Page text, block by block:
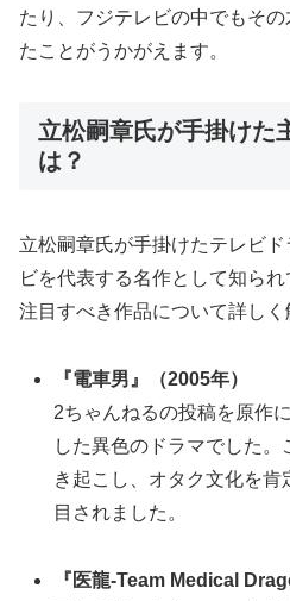
たり、フジテレビの中でもそ
たことがうかがえます。
立松嗣章氏が手掛けた
は？
立松嗣章氏が手掛けたテレビ
ビを代表する名作として知ら
注目すべき作品について詳しく
『電車男』（2005年）
2ちゃんねるの投稿を原作
した異色のドラマでした
き起こし、オタク文化を
目されました。
『医龍-Team Medical